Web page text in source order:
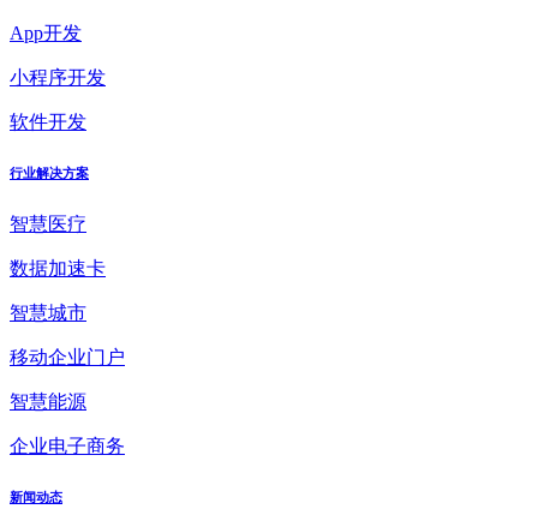
App开发
小程序开发
软件开发
行业解决方案
智慧医疗
数据加速卡
智慧城市
移动企业门户
智慧能源
企业电子商务
新闻动态